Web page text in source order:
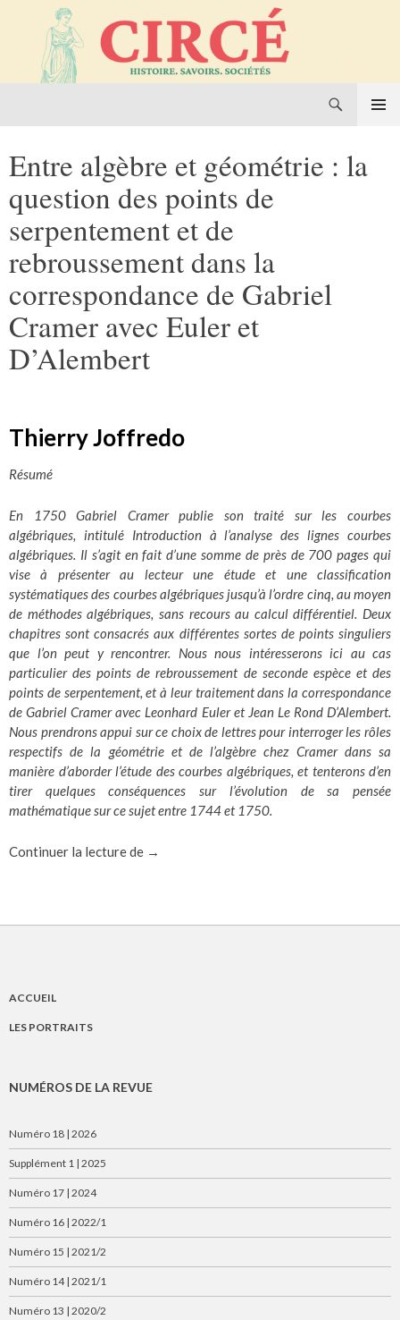
contenu
Entre algèbre et géométrie : la
question des points de
serpentement et de
rebroussement dans la
correspondance de Gabriel
Cramer avec Euler et
D’Alembert
Thierry Joffredo
Résumé
En 1750 Gabriel Cramer publie son traité sur les courbes
algébriques, intitulé Introduction à l’analyse des lignes courbes
algébriques. Il s’agit en fait d’une somme de près de 700 pages qui
vise à présenter au lecteur une étude et une classification
systématiques des courbes algébriques jusqu’à l’ordre cinq, au moyen
de méthodes algébriques, sans recours au calcul différentiel. Deux
chapitres sont consacrés aux différentes sortes de points singuliers
que l’on peut y rencontrer. Nous nous intéresserons ici au cas
particulier des points de rebroussement de seconde espèce et des
points de serpentement, et à leur traitement dans la correspondance
de Gabriel Cramer avec Leonhard Euler et Jean Le Rond D’Alembert.
Nous prendrons appui sur ce choix de lettres pour interroger les rôles
respectifs de la géométrie et de l’algèbre chez Cramer dans sa
manière d’aborder l’étude des courbes algébriques, et tenterons d’en
tirer quelques conséquences sur l’évolution de sa pensée
mathématique sur ce sujet entre 1744 et 1750.
Continuer la lecture de Entre algèbre et géométrie : la question
→
ACCUEIL
LES PORTRAITS
NUMÉROS DE LA REVUE
Numéro 18 | 2026
Supplément 1 | 2025
Numéro 17 | 2024
Numéro 16 | 2022/1
Numéro 15 | 2021/2
Numéro 14 | 2021/1
Numéro 13 | 2020/2